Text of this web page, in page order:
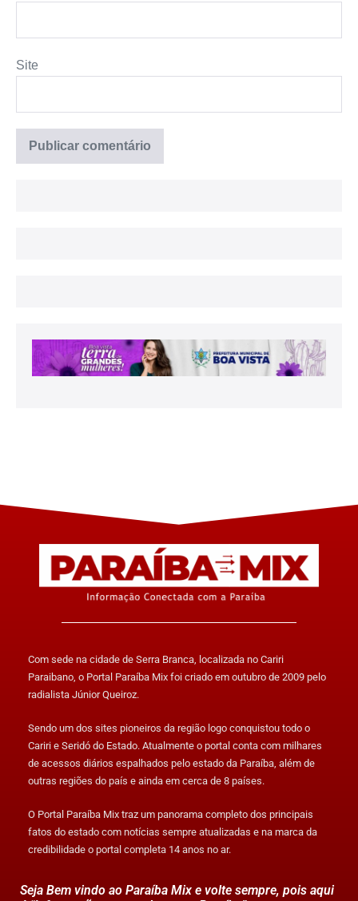
Site
Com sede na cidade de Serra Branca, localizada no Cariri
Paraibano, o Portal Paraíba Mix foi criado em outubro de 2009 pelo
radialista Júnior Queiroz.
Sendo um dos sites pioneiros da região logo conquistou todo o
Cariri e Seridó do Estado. Atualmente o portal conta com milhares
de acessos diários espalhados pelo estado da Paraíba, além de
outras regiões do país e ainda em cerca de 8 países.
O Portal Paraíba Mix traz um panorama completo dos principais
fatos do estado com notícias sempre atualizadas e na marca da
credibilidade o portal completa 14 anos no ar.
Seja Bem vindo ao Paraíba Mix e volte sempre, pois aqui